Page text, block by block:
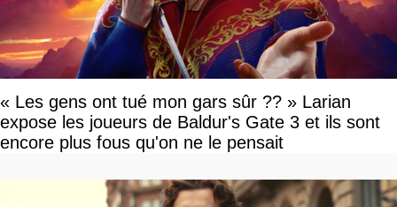
« Les gens ont tué mon gars sûr ?? » Larian
expose les joueurs de Baldur's Gate 3 et ils sont
encore plus fous qu'on ne le pensait